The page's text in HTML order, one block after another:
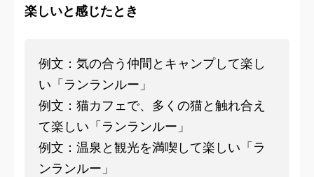
楽しいと感じたとき
例文：気の合う仲間とキャンプして楽し
い「ランランルー」
例文：猫カフェで、多くの猫と触れ合え
て楽しい「ランランルー」
例文：温泉と観光を満喫して楽しい「ラ
ンランルー」